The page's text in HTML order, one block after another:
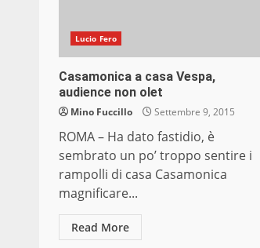
Lucio Fero
Casamonica a casa Vespa,
audience non olet
Mino Fuccillo Settembre 9, 2015
ROMA – Ha dato fastidio, è
sembrato un po’ troppo sentire i
rampolli di casa Casamonica
magnificare...
Read More